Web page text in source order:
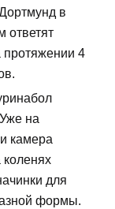
в
ответят
протяжении 4
на
камера
для
формы.